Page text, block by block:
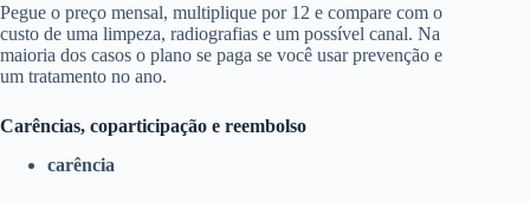
Pegue o preço mensal, multiplique por 12 e compare com o
custo de uma limpeza, radiografias e um possível canal. Na
maioria dos casos o plano se paga se você usar prevenção e
um tratamento no ano.
Carências, coparticipação e reembolso
carência